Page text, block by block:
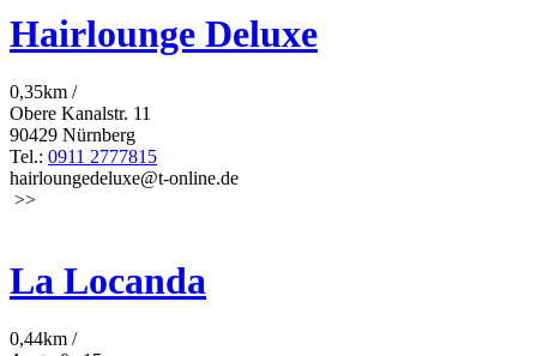
Hairlounge Deluxe
0,35km /
Obere Kanalstr. 11
90429 Nürnberg
Tel.: 0911 2777815
hairloungedeluxe@t-online.de
>>
La Locanda
0,44km /